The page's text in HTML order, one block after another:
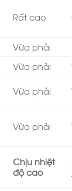
Rất cao
Vừa phải
Vừa phải
Vừa phải
Vừa phải
Chịu nhiệt
độ cao